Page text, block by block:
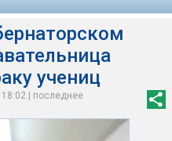
учениц
18:02 | последнее